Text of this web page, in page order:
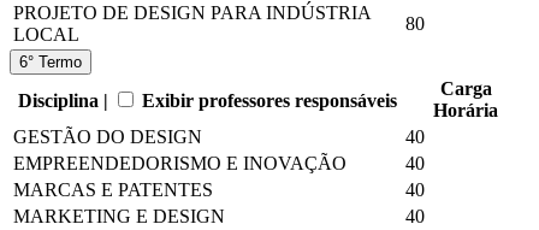
PROJETO DE DESIGN PARA INDÚSTRIA
LOCAL
80
6° Termo
Disciplina | Exibir professores responsáveis
Carga
Horária
GESTÃO DO DESIGN
40
EMPREENDEDORISMO E INOVAÇÃO
40
MARCAS E PATENTES
40
MARKETING E DESIGN
40